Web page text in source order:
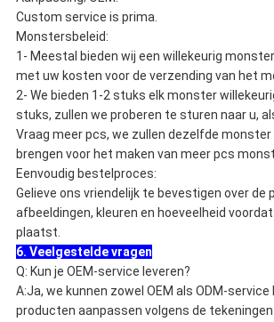
Custom service is prima.
Monstersbeleid:
1- Meestal bieden wij een willekeurig
met uw kosten voor de verzending van het
2- We bieden 1-2 stuks elk monster
stuks, zullen we proberen te sturen naar u,
Vraag meer pcs, we zullen dezelfde
brengen voor het maken van meer pcs
Eenvoudig bestelproces:
Gelieve ons vriendelijk te bevestigen over de
afbeeldingen, kleuren en hoeveelheid
plaatst.
6. Veelgestelde vragen
Q: Kun je OEM-service leveren?
A:Ja, we kunnen zowel OEM als ODM-service
producten aanpassen volgens de tekeningen